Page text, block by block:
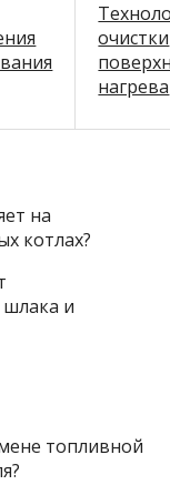
очистки
нагрева
на
котлах?
и
топливной